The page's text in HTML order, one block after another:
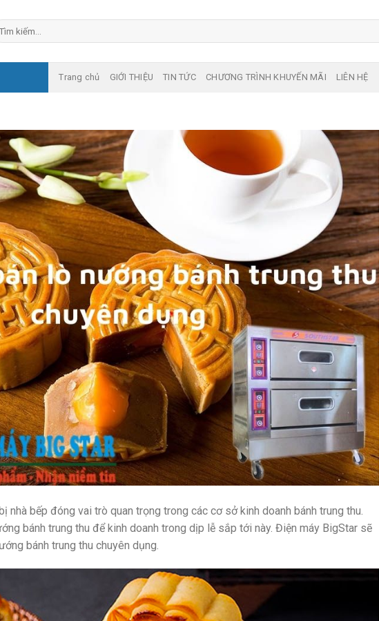
Trang chủ GIỚI THIỆU TIN TỨC CHƯƠNG TRÌNH KHUYẾN MÃI LIÊN HỆ
nhà bếp đóng vai trò quan trọng trong các cơ sở kinh doanh bánh trung thu.
bánh trung thu để kinh doanh trong dịp lễ sắp tới này. Điện máy BigStar sẽ
bánh trung thu chuyên dụng.